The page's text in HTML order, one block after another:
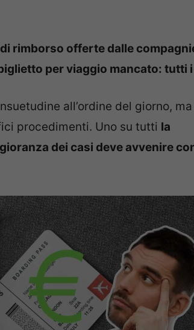
rimborso offerte dalle
per viaggio mancato: tutti
all’ordine del giorno,
procedimenti. Uno su tutti la
dei casi deve avvenire